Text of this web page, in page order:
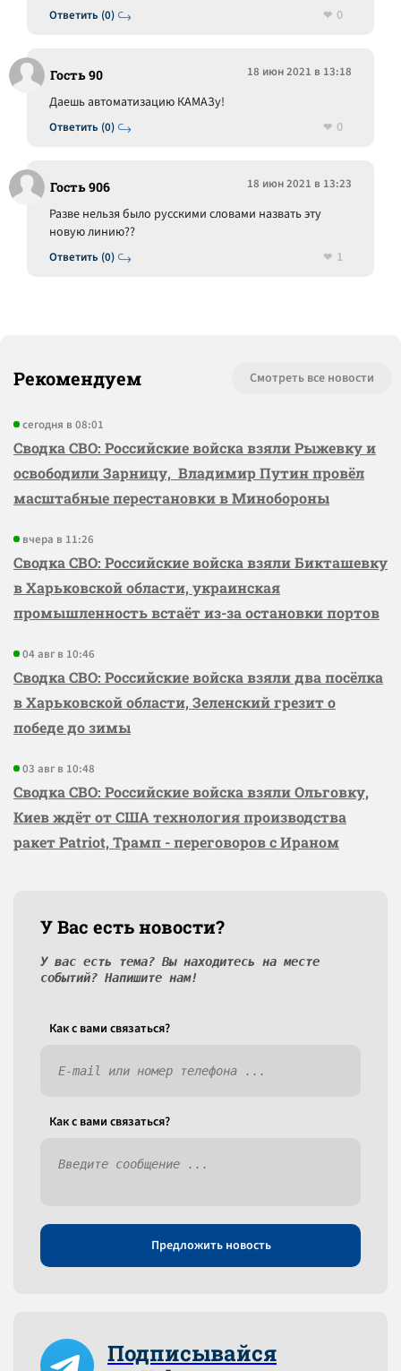
Ответить (0)
0
Гость 90 18 июн 2021 в 13:18
Ответить (0)
Даешь автоматизацию КАМАЗу!
0
Гость 906 18 июн 2021 в 13:23
Ответить (0)
Разве нельзя было русскими словами назвать эту
новую линию??
1
Рекомендуем Смотреть все новости
сегодня в 08:01
Сводка СВО: Российские войска взяли Рыжевку и
освободили Зарницу, Владимир Путин провёл
масштабные перестановки в Минобороны
вчера в 11:26
Сводка СВО: Российские войска взяли Бикташевку
в Харьковской области, украинская
промышленность встаёт из-за остановки портов
04 авг в 10:46
Сводка СВО: Российские войска взяли два посёлка
в Харьковской области, Зеленский грезит о
победе до зимы
03 авг в 10:48
Сводка СВО: Российские войска взяли Ольговку,
Киев ждёт от США технология производства
ракет Patriot, Трамп - переговоров с Ираном
У Вас есть новости?
У вас есть тема? Вы находитесь на месте
событий? Напишите нам!
Как c вами связаться?
Как c вами связаться?
Предложить новость
Подписывайся